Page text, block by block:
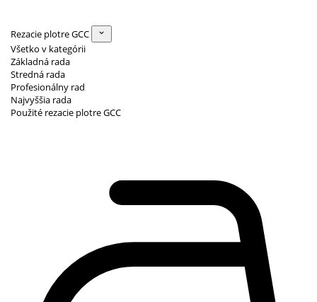
Rezacie plotre GCC
Všetko v kategórii
Základná rada
Stredná rada
Profesionálny rad
Najvyššia rada
Použité rezacie plotre GCC